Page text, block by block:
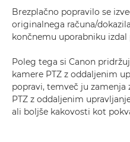
Brezplačno popravilo se
originalnega računa/
končnemu uporabniku izdal
Poleg tega si Canon
kamere PTZ z oddaljenim
popravi, temveč ju
PTZ z oddaljenim
ali boljše kakovosti kot